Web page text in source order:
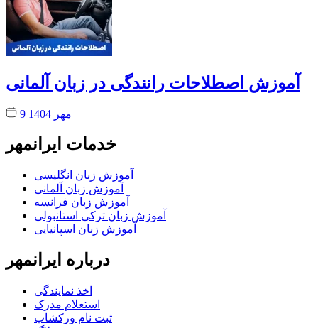
آموزش اصطلاحات رانندگی در زبان آلمانی
9 مهر 1404
خدمات ایرانمهر
آموزش زبان انگلیسی
آموزش زبان آلمانی
آموزش زبان فرانسه
آموزش زبان ترکی استانبولی
آموزش زبان اسپانیایی
درباره ایرانمهر
اخذ نمايندگی
استعلام مدرک
ثبت نام ورکشاپ